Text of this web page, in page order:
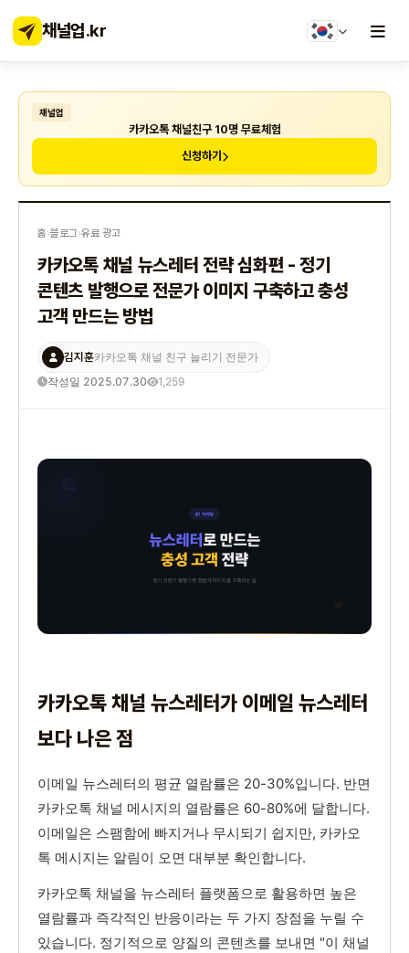
채널업.kr
채널업
카카오톡 채널친구 10명 무료체험
신청하기
홈›블로그›유료 광고
카카오톡 채널 뉴스레터 전략 심화편 - 정기
콘텐츠 발행으로 전문가 이미지 구축하고 충성
고객 만드는 방법
김지훈카카오톡 채널 친구 늘리기 전문가
작성일 2025.07.30 1,259
카카오톡 채널 뉴스레터가 이메일 뉴스레터
보다 나은 점
이메일 뉴스레터의 평균 열람률은 20-30%입니다. 반면
카카오톡 채널 메시지의 열람률은 60-80%에 달합니다.
이메일은 스팸함에 빠지거나 무시되기 쉽지만, 카카오
톡 메시지는 알림이 오면 대부분 확인합니다.
카카오톡 채널을 뉴스레터 플랫폼으로 활용하면 높은
열람률과 즉각적인 반응이라는 두 가지 장점을 누릴 수
있습니다. 정기적으로 양질의 콘텐츠를 보내면 "이 채널